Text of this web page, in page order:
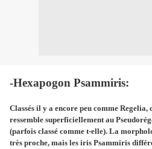
-Hexapogon Psammiris:
Classés il y a encore peu comme
ressemble superficiellement au
(parfois classé comme t-elle). La
très proche, mais les iris Psammiris